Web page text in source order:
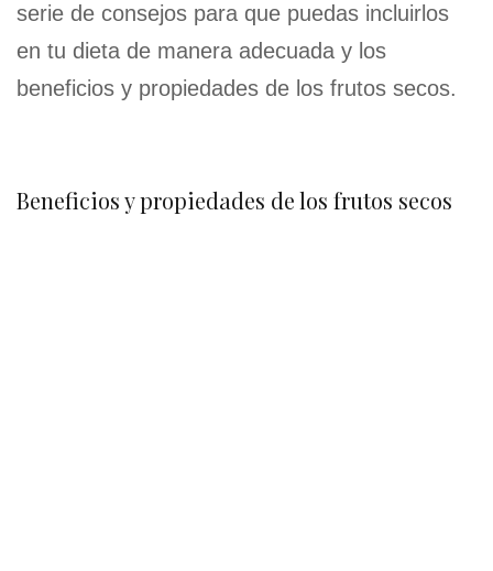
serie de consejos para que puedas incluirlos
en tu dieta de manera adecuada y los
beneficios y propiedades de los frutos secos.
Beneficios y propiedades de los frutos secos